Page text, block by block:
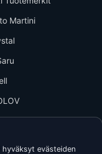
Martini
evästeiden